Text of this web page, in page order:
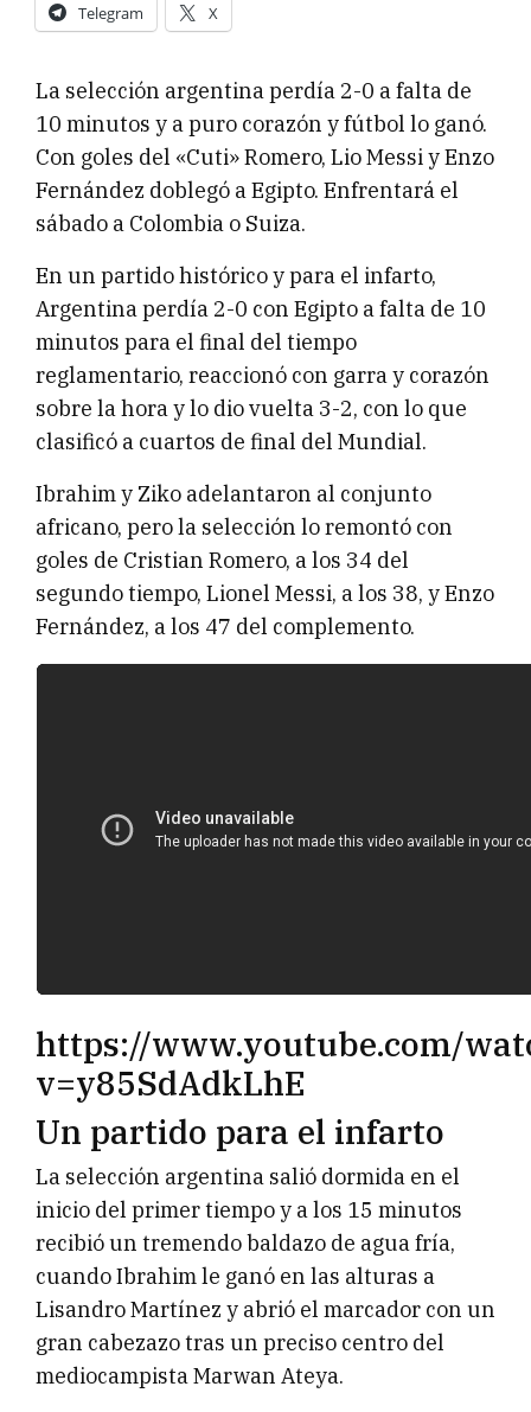
Telegram X
La selección argentina perdía 2-0 a falta de
10 minutos y a puro corazón y fútbol lo ganó.
Con goles del «Cuti» Romero, Lio Messi y Enzo
Fernández doblegó a Egipto. Enfrentará el
sábado a Colombia o Suiza.
En un partido histórico y para el infarto,
Argentina perdía 2-0 con Egipto a falta de 10
minutos para el final del tiempo
reglamentario, reaccionó con garra y corazón
sobre la hora y lo dio vuelta 3-2, con lo que
clasificó a cuartos de final del Mundial.
Ibrahim y Ziko adelantaron al conjunto
africano, pero la selección lo remontó con
goles de Cristian Romero, a los 34 del
segundo tiempo, Lionel Messi, a los 38, y Enzo
Fernández, a los 47 del complemento.
https://www.youtube.com/
v=y85SdAdkLhE
Un partido para el infarto
La selección argentina salió dormida en el
inicio del primer tiempo y a los 15 minutos
recibió un tremendo baldazo de agua fría,
cuando Ibrahim le ganó en las alturas a
Lisandro Martínez y abrió el marcador con un
gran cabezazo tras un preciso centro del
mediocampista Marwan Ateya.